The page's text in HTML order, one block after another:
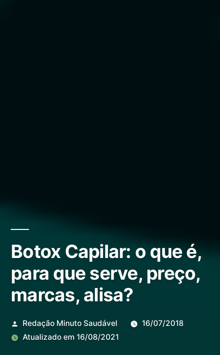
Botox Capilar: o que é,
para que serve, preço,
marcas, alisa?
Redação Minuto Saudável
16/07/2018
Atualizado em 16/08/2021